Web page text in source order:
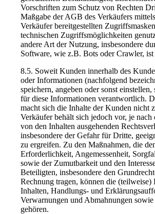
Vorschriften zum Schutz von Rechten
Maßgabe der AGB des Verkäufers
Verkäufer bereitgestellten
technischen Zugriffsmöglichkeiten
andere Art der Nutzung, insbesondere
Software, wie z.B. Bots oder Crawler, ist
8.5. Soweit Kunden innerhalb des
oder Informationen (nachfolgend
speichern, angeben oder sonst
für diese Informationen verantwortlich.
macht sich die Inhalte der Kunden nicht
Verkäufer behält sich jedoch vor, je nach
von den Inhalten ausgehenden
insbesondere der Gefahr für Dritte,
zu ergreifen. Zu den Maßnahmen, die
Erforderlichkeit, Angemessenheit,
sowie der Zumutbarkeit und den
Beteiligten, insbesondere den
Rechnung tragen, können die (teilweise)
Inhalten, Handlungs- und
Verwarnungen und Abmahnungen
gehören.